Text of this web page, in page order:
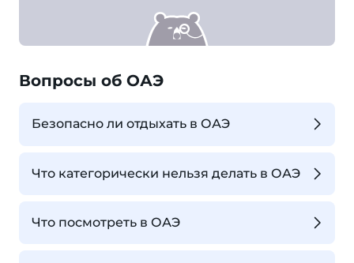
Вопросы об ОАЭ
Безопасно ли отдыхать в ОАЭ
Что категорически нельзя делать в ОАЭ
Что посмотреть в ОАЭ